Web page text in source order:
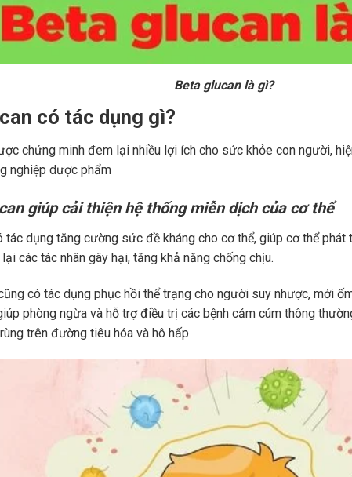
Beta glucan là gì?
có tác dụng gì?
chứng minh đem lại nhiều lợi ích cho sức khỏe con người,
nghiệp dược phẩm
giúp cải thiện hệ thống miễn dịch của cơ thể
tác dụng tăng cường sức đề kháng cho cơ thể, giúp cơ thể phát
các tác nhân gây hại, tăng khả năng chống chịu.
có tác dụng phục hồi thể trạng cho người suy nhược, mới
phòng ngừa và hỗ trợ điều trị các bệnh cảm cúm thông
trên đường tiêu hóa và hô hấp